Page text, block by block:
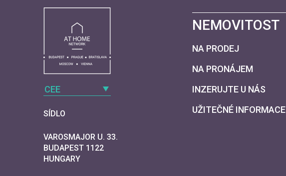
CEE
SÍDLO
VAROSMAJOR U. 33.
BUDAPEST 1122
HUNGARY
NEMOVITOST
NA PRODEJ
NA PRONÁJEM
INZERUJTE U NÁS
UŽITEČNÉ INFORMACE